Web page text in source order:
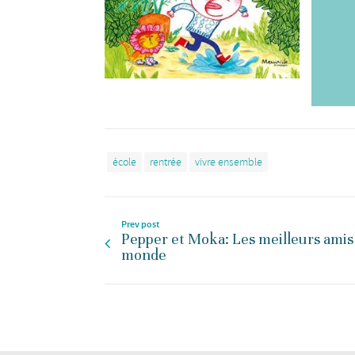
école rentrée vivre ensemble
Prev post
Pepper et Moka: Les meilleurs
monde